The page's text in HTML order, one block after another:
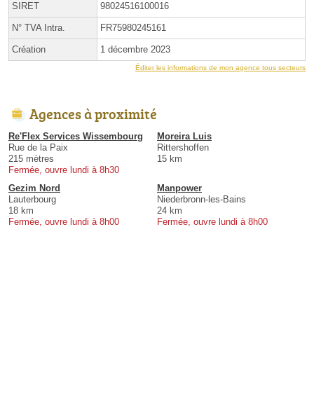
SIRET 98024516100016
N° TVA Intra. FR75980245161
Création 1 décembre 2023
Éditer les informations de mon agence tous secteurs
Agences à proximité
Re'Flex Services Wissembourg
Rue de la Paix
215 mètres
Fermée, ouvre lundi à 8h30
Moreira Luis
Rittershoffen
15 km
Gezim Nord
Lauterbourg
18 km
Fermée, ouvre lundi à 8h00
Manpower
Niederbronn-les-Bains
24 km
Fermée, ouvre lundi à 8h00